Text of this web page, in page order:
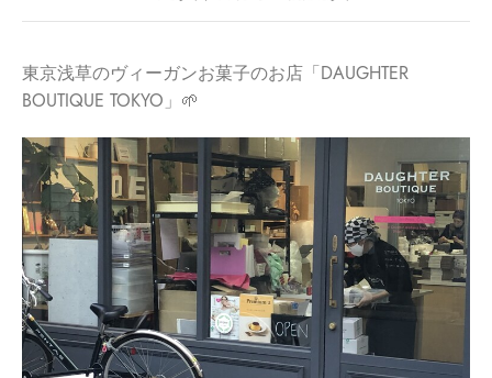
東京浅草のヴィーガンお菓子のお店「DAUGHTER
BOUTIQUE TOKYO」🌱